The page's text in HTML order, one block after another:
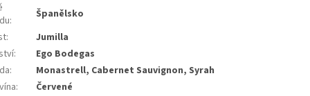
:
Španělsko
:
Jumilla
:
Ego Bodegas
:
Monastrell, Cabernet Sauvignon, Syrah
:
Červené